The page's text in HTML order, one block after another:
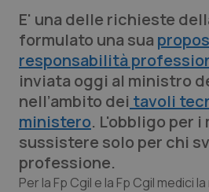
Lettere al direttore
Edizioni Regionali
QS Pro
Professionisti Sanitari.AI
Abruzzo
QS Pro Gold
E' una delle richieste
formulato una sua
responsabilità
inviata oggi al ministro
nell’ambito dei tavoli
ministero. L'obbligo per
sussistere solo per chi
professione.
Per la Fp Cgil e la Fp Cgil medici